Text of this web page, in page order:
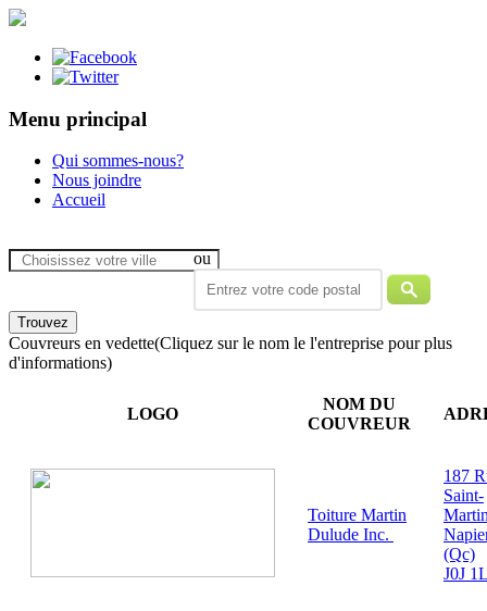
Menu principal
Qui sommes-nous?
Nous joindre
Accueil
ou
Couvreurs en vedette(Cliquez sur le nom le l'entreprise pour plus
d'informations)
LOGO
NOM DU
COUVREUR
Toiture Martin
Dulude Inc.
187
Saint-
(Qc)
J0J